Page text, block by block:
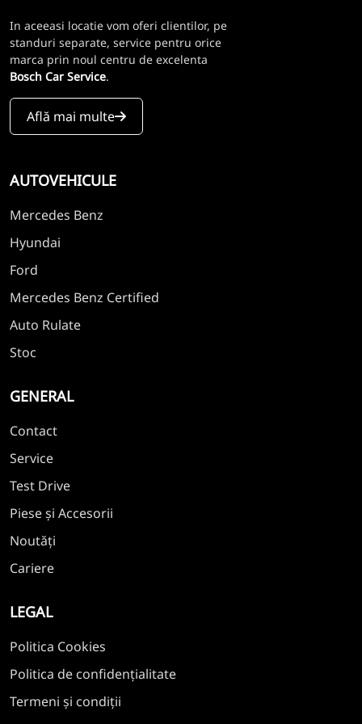
In aceeasi locatie vom oferi clientilor, pe
standuri separate, service pentru orice
marca prin noul centru de excelenta
Bosch Car Service.
Află mai multe
AUTOVEHICULE
Mercedes Benz
Hyundai
Ford
Mercedes Benz Certified
Auto Rulate
Stoc
GENERAL
Contact
Service
Test Drive
Piese și Accesorii
Noutăți
Cariere
LEGAL
Politica Cookies
Politica de confidențialitate
Termeni și condiții